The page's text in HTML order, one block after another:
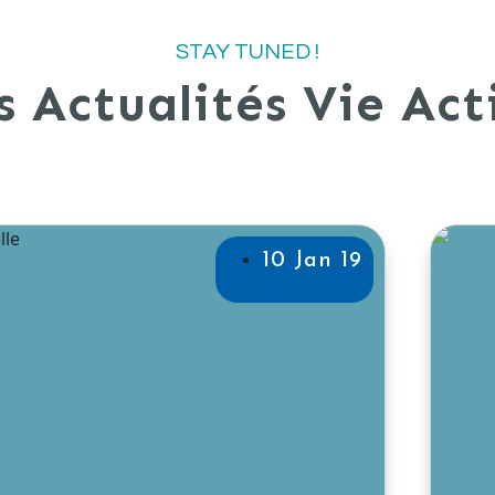
STAY TUNED !
Actualités Vie
10 Jan 19